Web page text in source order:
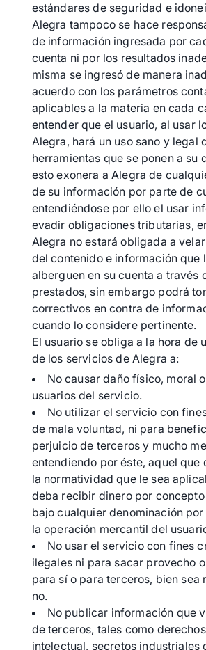
estándares de seguridad e
Alegra tampoco se hace
de información ingresada por
cuenta ni por los resultados
misma se ingresó de manera
acuerdo con los parámetros
aplicables a la materia en cada
entender que el usuario, al usar
Alegra, hará un uso sano y legal
herramientas que se ponen a su
esto exonera a Alegra de
de su información por parte de
entendiéndose por ello el usar
evadir obligaciones tributarias,
Alegra no estará obligada a
del contenido e información que
alberguen en su cuenta a través
prestados, sin embargo podrá
correctivos en contra de
cuando lo considere pertinente.
El usuario se obliga a la hora de
de los servicios de Alegra a:
No causar daño físico, moral
usuarios del servicio.
No utilizar el servicio con
de mala voluntad, ni para
perjuicio de terceros y mucho
entendiendo por éste, aquel que
la normatividad que le sea
deba recibir dinero por
bajo cualquier denominación
la operación mercantil del
No usar el servicio con fines
ilegales ni para sacar provecho
para sí o para terceros, bien sea
no.
No publicar información que
de terceros, tales como
intelectual, secretos industriales